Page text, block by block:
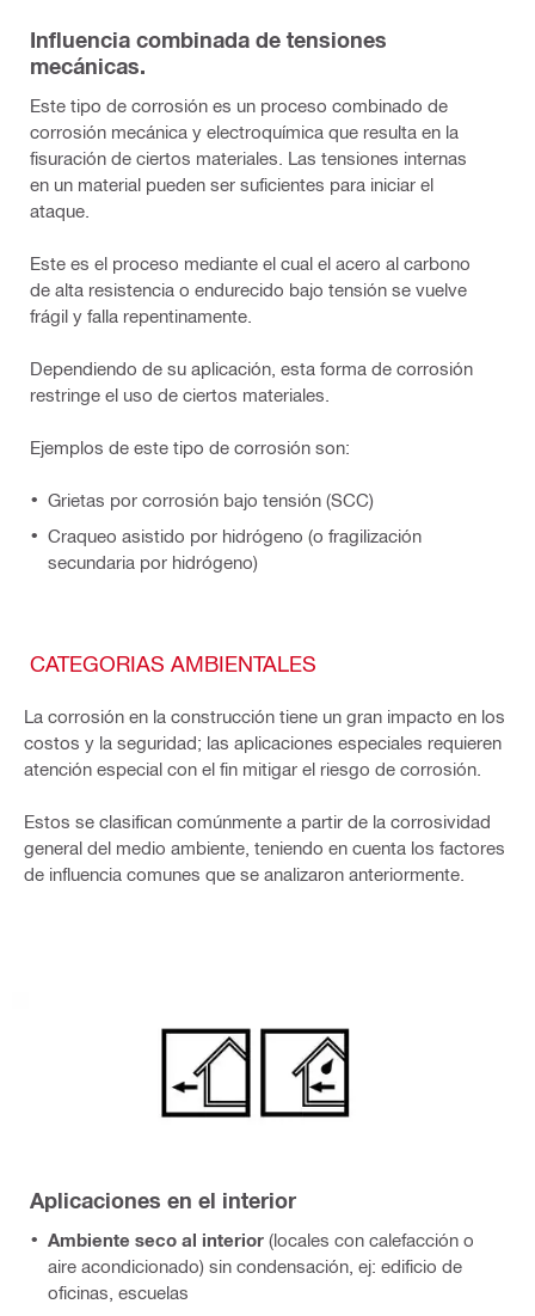
Influencia combinada de tensiones
mecánicas.
Este tipo de corrosión es un proceso combinado de
corrosión mecánica y electroquímica que resulta en la
fisuración de ciertos materiales. Las tensiones internas
en un material pueden ser suficientes para iniciar el
ataque.
Este es el proceso mediante el cual el acero al carbono
de alta resistencia o endurecido bajo tensión se vuelve
frágil y falla repentinamente.
Dependiendo de su aplicación, esta forma de corrosión
restringe el uso de ciertos materiales.
Ejemplos de este tipo de corrosión son:
Grietas por corrosión bajo tensión (SCC)
Craqueo asistido por hidrógeno (o fragilización
secundaria por hidrógeno)
CATEGORIAS AMBIENTALES
La corrosión en la construcción tiene un gran impacto en los
costos y la seguridad; las aplicaciones especiales requieren
atención especial con el fin mitigar el riesgo de corrosión.
Estos se clasifican comúnmente a partir de la corrosividad
general del medio ambiente, teniendo en cuenta los factores
de influencia comunes que se analizaron anteriormente.
Aplicaciones en el interior
Ambiente seco al interior (locales con calefacción o
aire acondicionado) sin condensación, ej: edificio de
oficinas, escuelas